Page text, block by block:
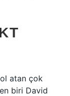
atan çok
biri David